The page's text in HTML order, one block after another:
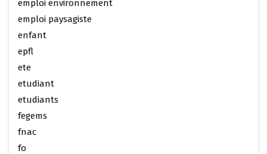
emploi environnement
emploi paysagiste
enfant
epfl
ete
etudiant
etudiants
fegems
fnac
fo